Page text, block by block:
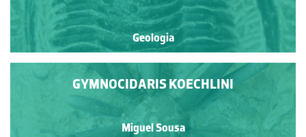
Geologia
GYMNOCIDARIS KOECHLINI
Miguel Sousa